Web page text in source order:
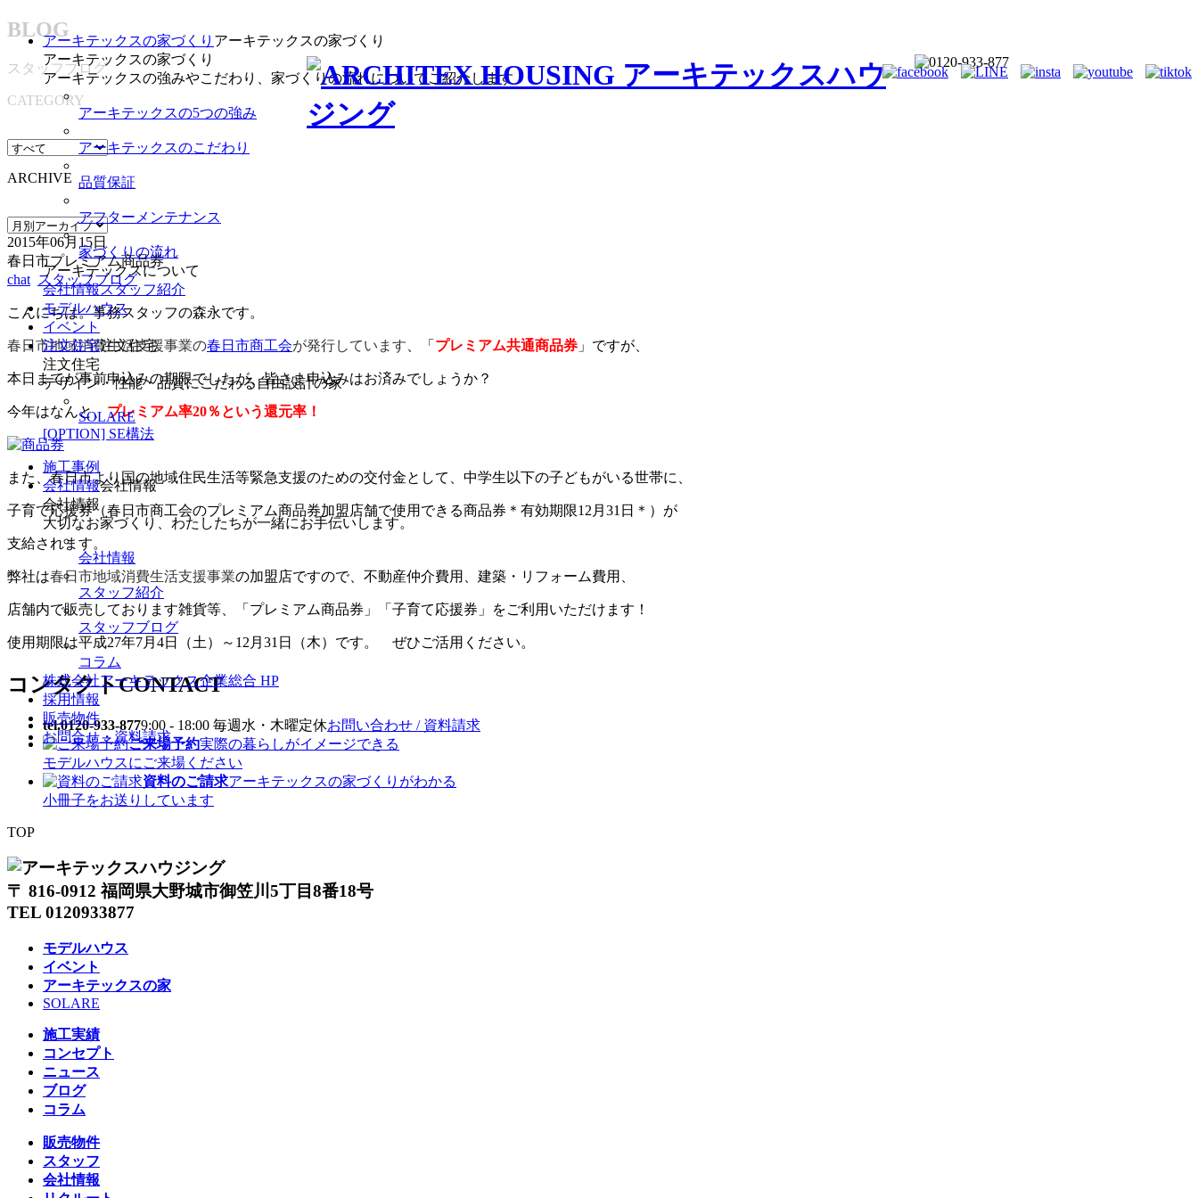
アーキテックスの家づくり アーキテックスの家づくり
アーキテックスの家づくり
アーキテックスの強みやこだわり、家づくりの流れについてご紹介します
アーキテックスの5つの強み
アーキテックスのこだわり
品質保証
アフターメンテナンス
家づくりの流れ
アーキテックスについて
会社情報スタッフ紹介
モデルハウス
イベント
注文住宅注文住宅
注文住宅
デザイン・性能・品質にこだわる自由設計の家
SOLARE
[OPTION] SE構法
施工事例
会社情報会社情報
会社情報
大切なお家づくり、わたしたちが一緒にお手伝いします。
会社情報
スタッフ紹介
スタッフブログ
コラム
株式会社アーキテックス企業総合 HP
採用情報
販売物件
お問合せ・資料請求
BLOG
スタッフブログ
CATEGORY
ARCHIVE
2015年06月15日
春日市プレミアム商品券
chat スタッフブログ
こんにちは。事務スタッフの森永です。
春日市地域消費生活支援事業の春日市商工会が発行しています 、「 プレミアム共通商品券 」 ですが、
本日までが事前申込みの期限でしたが、皆さま申込みはお済みでしょうか？
今年はなんと、 プレミアム率20％という還元率！
また、春日市より国の地域住民生活等緊急支援のための交付金として、中学生以下の子どもがいる世帯に、
子育て応援券（春日市商工会のプレミアム商品券加盟店舗で使用できる商品券＊有効期限12月31日＊）が
支給されます。
弊社は春日市地域消費生活支援事業の加盟店ですので、不動産仲介費用、建築・リフォーム費用、
店舗内で販売しております雑貨等、「プレミアム商品券」「子育て応援券」をご利用いただけます！
使用期限は平成27年7月4日（土）～12月31日（木）です。 ぜひご活用ください。
コンタクトCONTACT
tel.0120-933-8779:00 - 18:00 毎週水・木曜定休お問い合わせ / 資料請求
ご来場予約実際の暮らしがイメージできる
モデルハウスにご来場ください
資料のご請求アーキテックスの家づくりがわかる
小冊子をお送りしています
TOP
〒 816-0912 福岡県大野城市御笠川5丁目8番18号
TEL 0120933877
モデルハウス
イベント
アーキテックスの家
SOLARE
施工実績
コンセプト
ニュース
ブログ
コラム
販売物件
スタッフ
会社情報